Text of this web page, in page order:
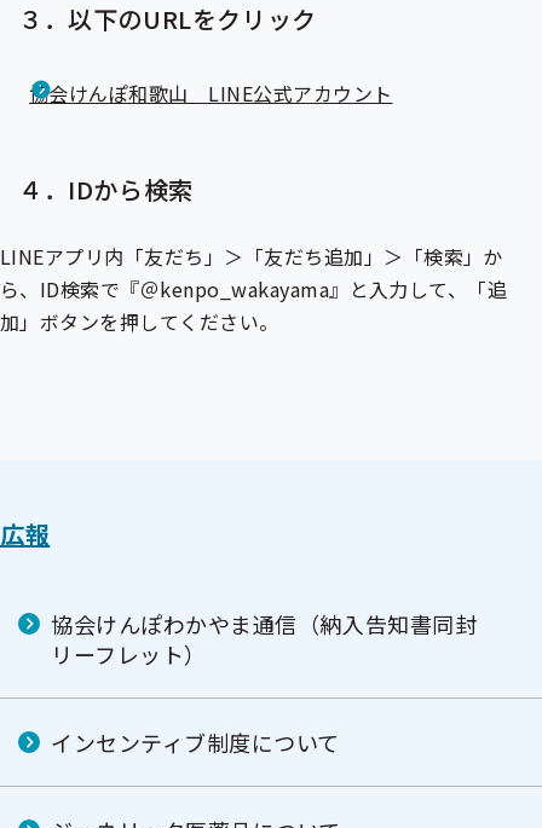
３．以下のURLをクリック
協会けんぽ和歌山 LINE公式アカウント
４．IDから検索
LINEアプリ内「友だち」＞「友だち追加」＞「検索」か
ら、ID検索で『＠kenpo_wakayama』と入力して、「追
加」ボタンを押してください。
広報
協会けんぽわかやま通信（納入告知書同封
リーフレット）
インセンティブ制度について